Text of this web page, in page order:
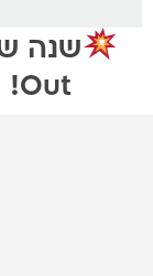
Out! אל תישארי בחוץ